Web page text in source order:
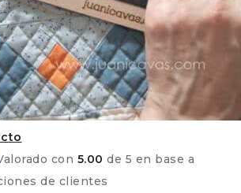
con 5.00 de 5 en base a
de clientes